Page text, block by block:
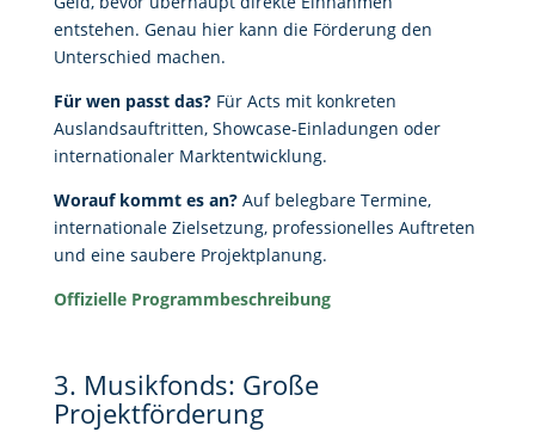
entstehen. Genau hier kann die Förderung den
Unterschied machen.
Für wen passt das?Für Acts mit konkreten
Auslandsauftritten, Showcase-Einladungen oder
internationaler Marktentwicklung.
Worauf kommt es an?Auf belegbare Termine,
internationale Zielsetzung, professionelles Auftreten
und eine saubere Projektplanung.
Offizielle Programmbeschreibung
3. Musikfonds: Große
Projektförderung